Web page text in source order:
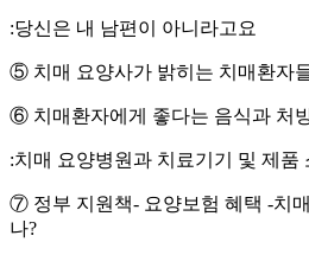
:당신은 내 남편이 아니라고요
⑤ 치매 요양사가 밝히는 치매환자
⑥ 치매환자에게 좋다는 음식과 처
:치매 요양병원과 치료기기 및 제품
⑦ 정부 지원책- 요양보험 혜택 -치
나?